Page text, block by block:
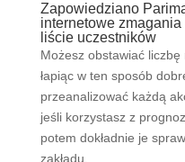
Zapowiedziano
internetowe
liście uczestników
Możesz obstawiać
łapiąc w ten sposób
przeanalizować każdą
jeśli korzystasz z
potem dokładnie je
zakładu.